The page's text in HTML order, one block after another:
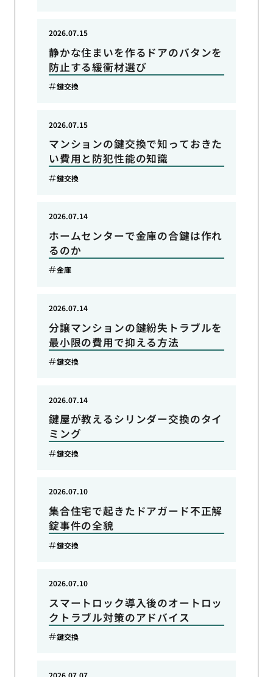
静かな住まいを作るドアのバタンを
防止する緩衝材選び
2026.07.15
鍵交換
マンションの鍵交換で知っておきた
い費用と防犯性能の知識
2026.07.15
鍵交換
ホームセンターで金庫の合鍵は作れ
るのか
2026.07.14
金庫
分譲マンションの鍵紛失トラブルを
最小限の費用で抑える方法
2026.07.14
鍵交換
鍵屋が教えるシリンダー交換のタイ
ミング
2026.07.14
鍵交換
集合住宅で起きたドアガード不正解
錠事件の全貌
2026.07.10
鍵交換
スマートロック導入後のオートロッ
クトラブル対策のアドバイス
2026.07.10
鍵交換
2026.07.07